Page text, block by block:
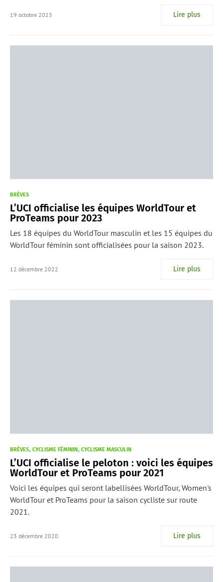
19 octobre 2023 Lire plus
BRÈVES
L’UCI officialise les équipes WorldTour et
ProTeams pour 2023
Les 18 équipes du WorldTour masculin et les 15 équipes du
WorldTour féminin sont officialisées pour la saison 2023.
12 décembre 2022 Lire plus
BRÈVES CYCLISME FÉMININ CYCLISME MASCULIN
L’UCI officialise le peloton : voici les équipes
WorldTour et ProTeams pour 2021
Voici les équipes qui seront labellisées WorldTour, Women's
WorldTour et ProTeams pour la saison cycliste sur route
2021.
23 décembre 2020 Lire plus